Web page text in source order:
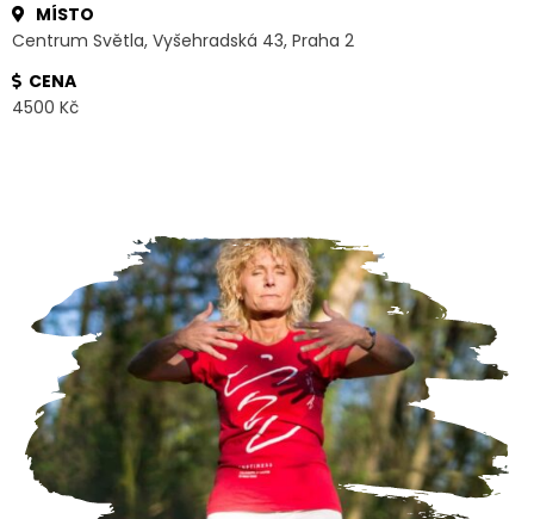
MÍSTO
Centrum Světla, Vyšehradská 43, Praha 2
CENA
4500 Kč